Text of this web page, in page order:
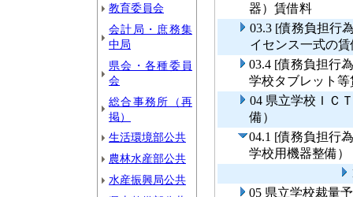
教育委員会
会計局・庶務集
中局
県会・各種委員
会
総合事務所（再
掲）
生活環境部公共
農林水産部公共
水産振興局公共
器）賃借料
03.3 [債務負担行
イセンス一式の
03.4 [債務負担行
学校タブレット等
04 県立学校ＩＣ
備）
04.1 [債務負担行
学校用機器整備）
05 県立学校裁量